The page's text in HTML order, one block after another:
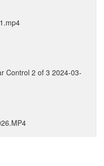
Control 2 of 3 2024-03-